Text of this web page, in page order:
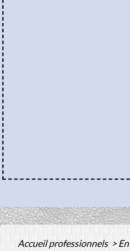
Accueil professionnels>